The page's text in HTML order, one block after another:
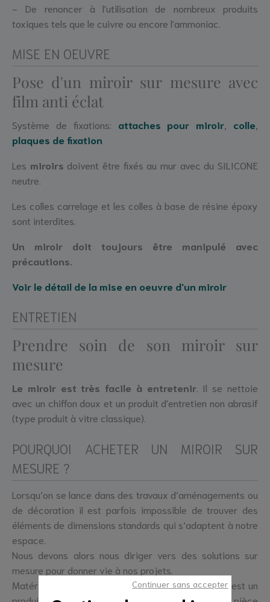
Continuer sans accepter
- De renoncer à l'utilisation de nombreux produits
toxiques tels que le cuivre ou encore l'ammoniac.
MISE EN OEUVRE
Pose d'un miroir sur mesure avec
film anti éclat
Système de fixations: attaches pour miroir, colle,
plaques de fixation
Les miroirs doivent être fixés au mur avec du SILICONE
neutre.
Les colles carrelage et les colles à base de résine époxy
sont interdites.
Un miroir doit toujours être manipulé avec
précautions.
Voir le détail de la mise en oeuvre d'un miroir
ENTRETIEN
Prendre soin de son miroir sur
mesure
Le miroir est très facile à entretenir. Il se nettoie
avec un chiffon doux et un produit d'entretien non abrasif
(type produit à vitre classique).
POURQUOI ACHETER UN MIROIR SUR
MESURE ?
Lorsqu’on se lance dans des travaux d’aménagements ou
de décoration il est parfois impossible de trouver des
éléments de dimensions standards qui s’adaptent à notre
espace.
Nous devons alors nous diriger vers des solutions sur
mesure pour donner vie à nos projets.
Matériau noble et durable, unmiroir sur mesure est un